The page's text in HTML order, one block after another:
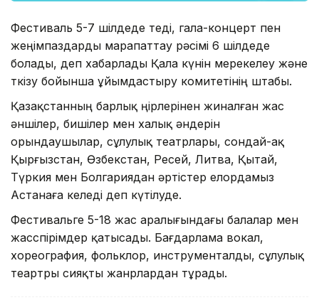
Фестиваль 5-7 шілдеде өтеді, гала-концерт пен
жеңімпаздарды марапаттау рәсімі 6 шілдеде
болады, деп хабарлады Қала күнін мерекелеу және
өткізу бойынша ұйымдастыру комитетінің штабы.
Қазақстанның барлық өңірлерінен жиналған жас
әншілер, бишілер мен халық әндерін
орындаушылар, сұлулық театрлары, сондай-ақ
Қырғызстан, Өзбекстан, Ресей, Литва, Қытай,
Түркия мен Болгариядан әртістер елордамыз
Астанаға келеді деп күтілуде.
Фестивальге 5-18 жас аралығындағы балалар мен
жасөспірімдер қатысады. Бағдарлама вокал,
хореография, фольклор, инструменталды, сұлулық
теартры сияқты жанрлардан тұрады.